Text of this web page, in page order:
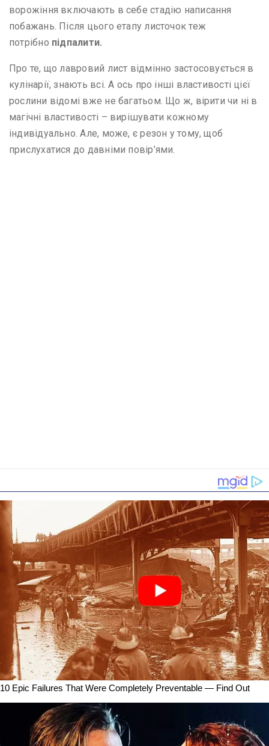
ворожіння включають в себе стадію написання
побажань. Після цього етапу листочок теж
потрібно підпалити.
Про те, що лавровий лист відмінно застосовується в
кулінарії, знають всі. А ось про інші властивості цієї
рослини відомі вже не багатьом. Що ж, вірити чи ні в
магічні властивості – вирішувати кожному
індивідуально. Але, може, є резон у тому, щоб
прислухатися до давніми повір’ями.